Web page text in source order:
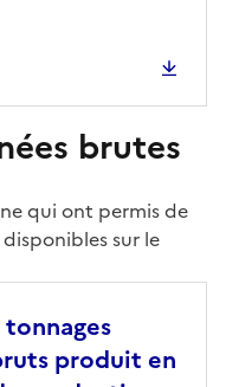
brutes
qui ont permis de
sur le
produit en